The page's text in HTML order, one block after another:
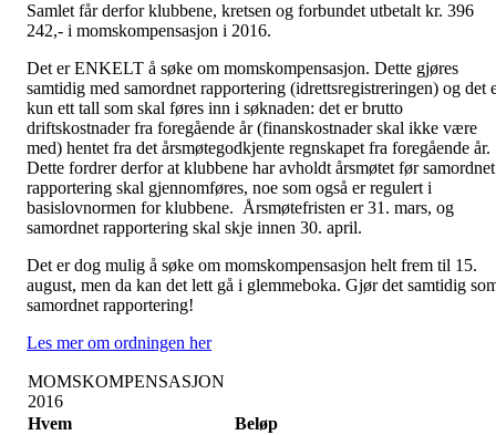
Samlet får derfor klubbene, kretsen og forbundet utbetalt kr. 396
242,- i momskompensasjon i 2016.
Det er ENKELT å søke om momskompensasjon. Dette gjøres
samtidig med samordnet rapportering (idrettsregistreringen) og det
kun ett tall som skal føres inn i søknaden: det er brutto
driftskostnader fra foregående år (finanskostnader skal ikke være
med) hentet fra det årsmøtegodkjente regnskapet fra foregående år.
Dette fordrer derfor at klubbene har avholdt årsmøtet før samordnet
rapportering skal gjennomføres, noe som også er regulert i
basislovnormen for klubbene. Årsmøtefristen er 31. mars, og
samordnet rapportering skal skje innen 30. april.
Det er dog mulig å søke om momskompensasjon helt frem til 15.
august, men da kan det lett gå i glemmeboka. Gjør det samtidig
samordnet rapportering!
Les mer om ordningen her
MOMSKOMPENSASJON
2016
Hvem
Beløp